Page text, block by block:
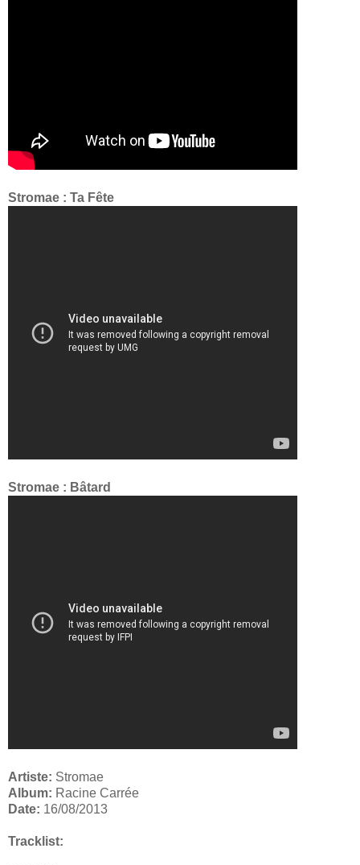
Stromae : Ta Fête
Stromae : Bâtard
Artiste: Stromae
Album: Racine Carrée
Date: 16/08/2013
Tracklist: